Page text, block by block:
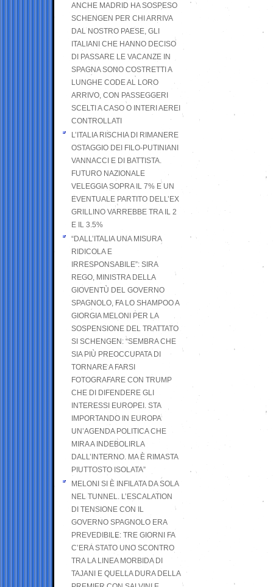
ANCHE MADRID HA SOSPESO
SCHENGEN PER CHI ARRIVA
DAL NOSTRO PAESE, GLI
ITALIANI CHE HANNO DECISO
DI PASSARE LE VACANZE IN
SPAGNA SONO COSTRETTI A
LUNGHE CODE AL LORO
ARRIVO, CON PASSEGGERI
SCELTI A CASO O INTERI AEREI
CONTROLLATI
L’ITALIA RISCHIA DI RIMANERE
OSTAGGIO DEI FILO-PUTINIANI
VANNACCI E DI BATTISTA.
FUTURO NAZIONALE
VELEGGIA SOPRA IL 7% E UN
EVENTUALE PARTITO DELL’EX
GRILLINO VARREBBE TRA IL 2
E IL 3.5%
“DALL’ITALIA UNA MISURA
RIDICOLA E
IRRESPONSABILE”: SIRA
REGO, MINISTRA DELLA
GIOVENTÙ DEL GOVERNO
SPAGNOLO, FA LO SHAMPOO A
GIORGIA MELONI PER LA
SOSPENSIONE DEL TRATTATO
SI SCHENGEN: “SEMBRA CHE
SIA PIÙ PREOCCUPATA DI
TORNARE A FARSI
FOTOGRAFARE CON TRUMP
CHE DI DIFENDERE GLI
INTERESSI EUROPEI. STA
IMPORTANDO IN EUROPA
UN’AGENDA POLITICA CHE
MIRA A INDEBOLIRLA
DALL’INTERNO. MA È RIMASTA
PIUTTOSTO ISOLATA”
MELONI SI È INFILATA DA SOLA
NEL TUNNEL. L’ESCALATION
DI TENSIONE CON IL
GOVERNO SPAGNOLO ERA
PREVEDIBILE: TRE GIORNI FA
C’ERA STATO UNO SCONTRO
TRA LA LINEA MORBIDA DI
TAJANI E QUELLA DURA DELLA